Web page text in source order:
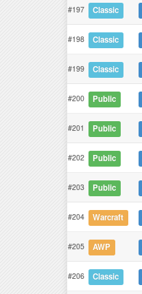
#197 Classic
#198 Classic
#199 Classic
#200 Public
#201 Public
#202 Public
#203 Public
#204 Warcraft
#205 AWP
#206 Classic